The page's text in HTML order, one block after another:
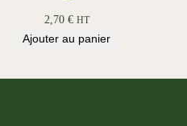
2,70 € HT
Ajouter au panier